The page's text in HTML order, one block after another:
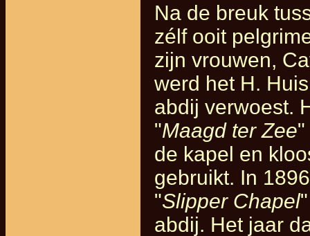
Na de breuk
zélf ooit
zijn vrouwen,
werd het H.
abdij verwoest.
"Maagd ter Zee"
de kapel en
gebruikt. In
"Slipper Chapel
abdij. Het jaar